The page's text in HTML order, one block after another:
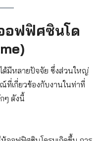
อฟฟิศซินโด
ด้มีหลายปัจจัย ซึ่งส่วนใหญ่
ที่เกี่ยวข้องกับงานในท่าที่
ๆ ดังนี้